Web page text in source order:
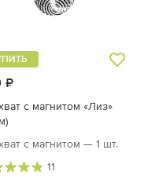
₽
с магнитом «Лиз»
с магнитом — 1 шт.
11